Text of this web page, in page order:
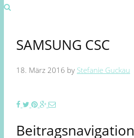
SAMSUNG CSC
18. März 2016 by Stefanie Guckau
Beitragsnavigation